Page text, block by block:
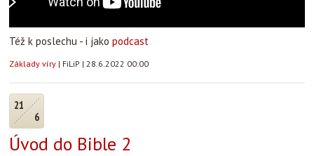
Též k poslechu - i jako podcast
Základy víry | FiLiP | 28.6.2022 00:00
21
6
Úvod do Bible 2